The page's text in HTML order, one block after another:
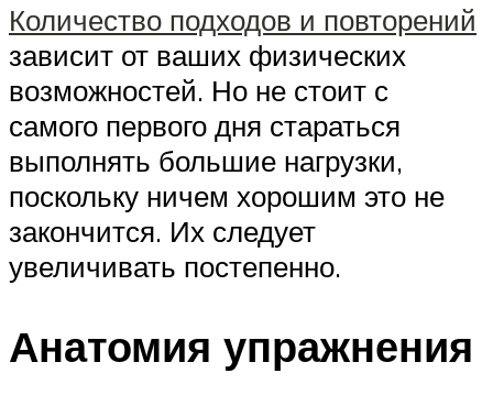
Количество подходов и повторений
зависит от ваших физических
возможностей. Но не стоит с
самого первого дня стараться
выполнять большие нагрузки,
поскольку ничем хорошим это не
закончится. Их следует
увеличивать постепенно.
Анатомия упражнения